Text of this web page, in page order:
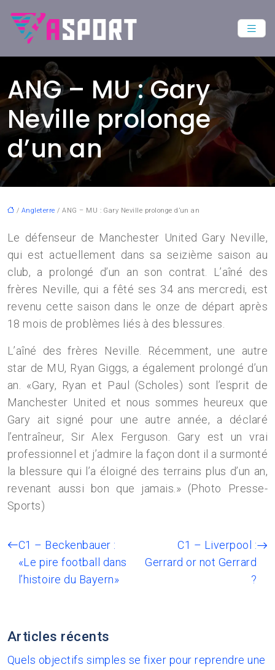
ANG – MU : Gary
Neville prolonge
d’un an
/ Angleterre / ANG – MU : Gary Neville prolonge d’un an
Le défenseur de Manchester United Gary Neville,
qui est actuellement dans sa seizième saison au
club, a prolongé d’un an son contrat. L’aîné des
frères Neville, qui a fêté ses 34 ans mercredi, est
revenu cette saison dans le onze de départ après
18 mois de problèmes liés à des blessures.
L’aîné des frères Neville. Récemment, une autre
star de MU, Ryan Giggs, a également prolongé d’un
an. «Gary, Ryan et Paul (Scholes) sont l’esprit de
Manchester United et nous sommes heureux que
Gary ait signé pour une autre année, a déclaré
l’entraîneur, Sir Alex Ferguson. Gary est un vrai
professionnel et j’admire la façon dont il a surmonté
la blessure qui l’a éloigné des terrains plus d’un an,
revenant aussi bon que jamais.» (Photo Presse-
Sports)
C1 – Beckenbauer :
«Le pire football dans
l’histoire du Bayern»
C1 – Liverpool :
Gerrard or not Gerrard
?
Articles récents
Quels objectifs simples se fixer pour reprendre une